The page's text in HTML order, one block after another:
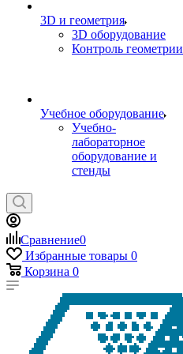
3D и геометрия
3D оборудование
Контроль геометрии
Учебное оборудование
Учебно-
лабораторное
оборудование и
стенды
Сравнение0
Избранные товары 0
Корзина 0